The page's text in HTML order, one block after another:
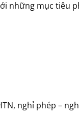
những mục tiêu
nghỉ phép –